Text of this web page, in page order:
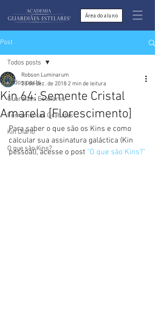
Área do aluno
Post
Todos posts
Guardiães Estelares
Ferramentas Gratuitas
Kin Diário
O que são Kins?
Todos posts
Kin 64: Semente Cristal
Amarela [Florescimento]
Robson Luminarum
28 de dez. de 2018 2 min de leitura
Para saber o que são os Kins e como
calcular sua assinatura galáctica (Kin
pessoal), acesse o post "O que são Kins?"